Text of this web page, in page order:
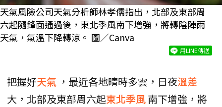
天氣風險公司天氣分析師林孝儒指出，北部及東部周
六起隨鋒面通過後，東北季風南下增強，將轉陰陣雨
天氣，氣溫下降轉涼。 圖／Canva
用LINE傳送
把握好天氣 ，最近各地晴時多雲，日夜溫差
大，北部及東部周六起東北季風南下增強，將